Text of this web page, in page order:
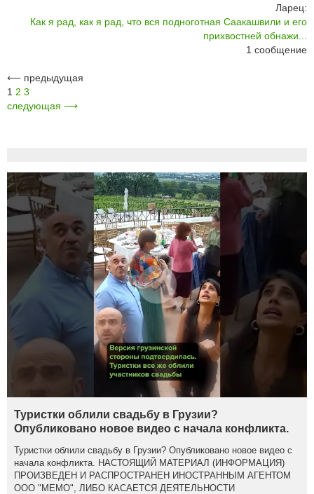
Ларец:
Как я рад, как я рад, что вся подноготная Саакашвили и его
прихвостней обнажи...
1 сообщение
⟵ предыдущая
1 2 3
следующая ⟶
Туристки облили свадьбу в Грузии?
Опубликовано новое видео с начала конфликта.
Туристки облили свадьбу в Грузии? Опубликовано новое видео с
начала конфликта. НАСТОЯЩИЙ МАТЕРИАЛ (ИНФОРМАЦИЯ)
ПРОИЗВЕДЕН И РАСПРОСТРАНЕН ИНОСТРАННЫМ АГЕНТОМ
ООО "МЕМО", ЛИБО КАСАЕТСЯ ДЕЯТЕЛЬНОСТИ